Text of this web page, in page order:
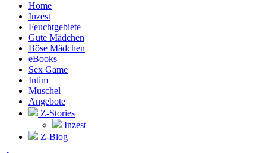
Home
Inzest
Feuchtgebiete
Gute Mädchen
Böse Mädchen
eBooks
Sex Game
Intim
Muschel
Angebote
Z-Stories
Inzest
Z-Blog